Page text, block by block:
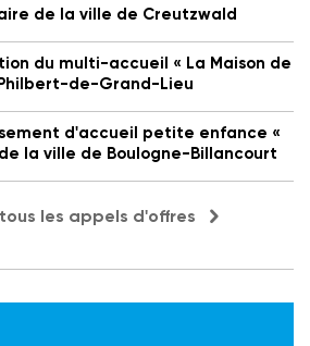
de la ville de Creutzwald
du multi-accueil « La Maison de
de-Grand-Lieu
d'accueil petite enfance «
la ville de Boulogne-Billancourt
les appels d'offres